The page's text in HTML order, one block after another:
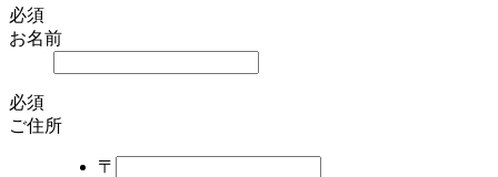
必須
お名前
必須
ご住所
〒